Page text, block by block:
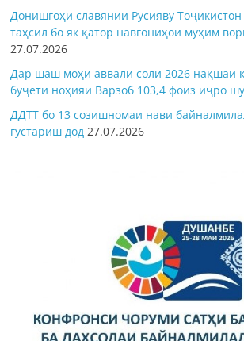
Донишгоҳи славянии Русияву
таҳсил бо як қатор навгониҳои муҳим
27.07.2026
Дар шаш моҳи аввали соли 2026 нақшаи
буҷети ноҳияи Варзоб 103,4 фоиз иҷро
ДДТТ бо 13 созишномаи нави
густариш дод 27.07.2026